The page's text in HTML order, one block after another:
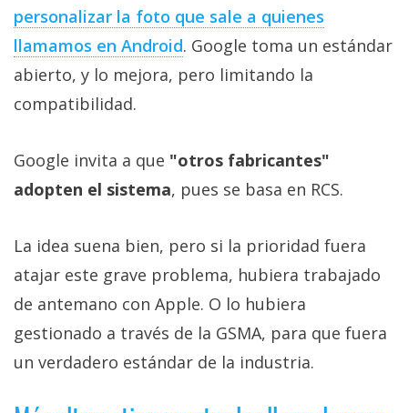
personalizar la foto que sale a quienes
llamamos en Android. Google toma un estándar
abierto, y lo mejora, pero limitando la
compatibilidad.
Google invita a que "otros fabricantes"
adopten el sistema, pues se basa en RCS.
La idea suena bien, pero si la prioridad fuera
atajar este grave problema, hubiera trabajado
de antemano con Apple. O lo hubiera
gestionado a través de la GSMA, para que fuera
un verdadero estándar de la industria.